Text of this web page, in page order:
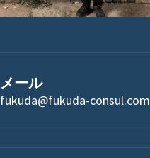
メール
fukuda@fukuda-consul.com